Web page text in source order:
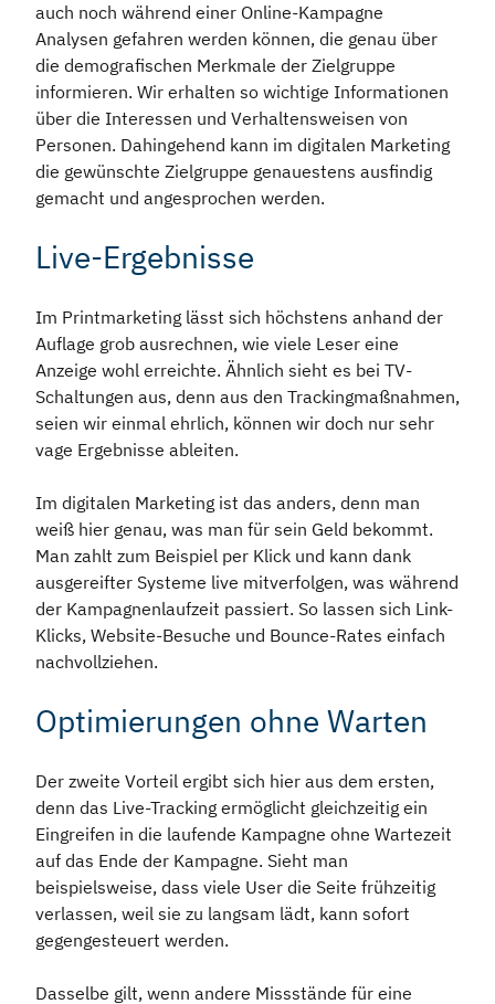
auch noch während einer Online-Kampagne
Analysen gefahren werden können, die genau über
die demografischen Merkmale der Zielgruppe
informieren. Wir erhalten so wichtige Informationen
über die Interessen und Verhaltensweisen von
Personen. Dahingehend kann im digitalen Marketing
die gewünschte Zielgruppe genauestens ausfindig
gemacht und angesprochen werden.
Live-Ergebnisse
Im Printmarketing lässt sich höchstens anhand der
Auflage grob ausrechnen, wie viele Leser eine
Anzeige wohl erreichte. Ähnlich sieht es bei TV-
Schaltungen aus, denn aus den Trackingmaßnahmen,
seien wir einmal ehrlich, können wir doch nur sehr
vage Ergebnisse ableiten.
Im digitalen Marketing ist das anders, denn man
weiß hier genau, was man für sein Geld bekommt.
Man zahlt zum Beispiel per Klick und kann dank
ausgereifter Systeme live mitverfolgen, was während
der Kampagnenlaufzeit passiert. So lassen sich Link-
Klicks, Website-Besuche und Bounce-Rates einfach
nachvollziehen.
Optimierungen ohne Warten
Der zweite Vorteil ergibt sich hier aus dem ersten,
denn das Live-Tracking ermöglicht gleichzeitig ein
Eingreifen in die laufende Kampagne ohne Wartezeit
auf das Ende der Kampagne. Sieht man
beispielsweise, dass viele User die Seite frühzeitig
verlassen, weil sie zu langsam lädt, kann sofort
gegengesteuert werden.
Dasselbe gilt, wenn andere Missstände für eine